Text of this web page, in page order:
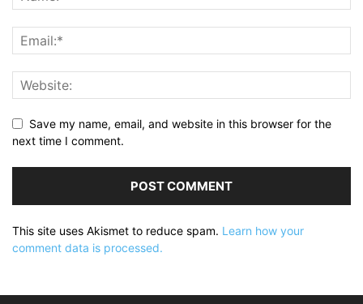
Save my name, email, and website in this browser for the
next time I comment.
This site uses Akismet to reduce spam. Learn how your
comment data is processed.